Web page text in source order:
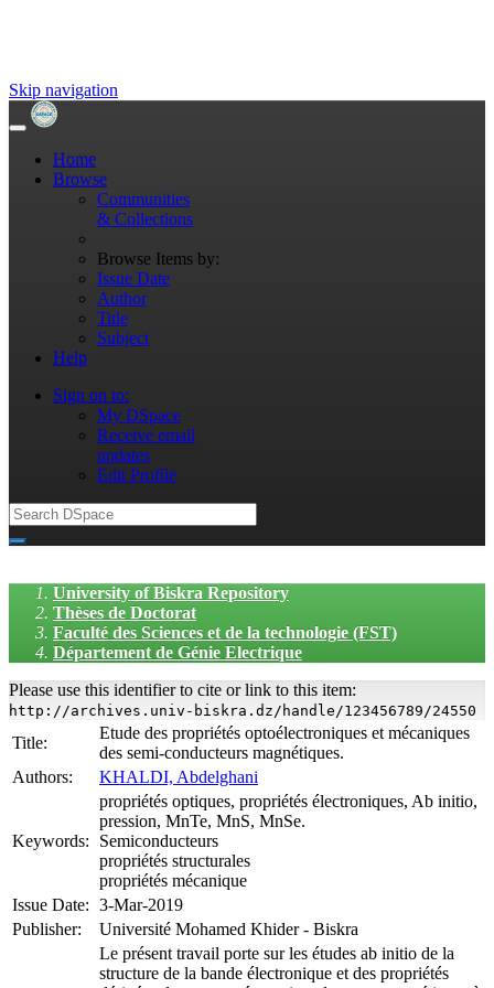
Skip navigation
Home
Browse
Communities
& Collections
Browse Items by:
Issue Date
Author
Title
Subject
Help
Sign on to:
My DSpace
Receive email
updates
Edit Profile
University of Biskra Repository
Thèses de Doctorat
Faculté des Sciences et de la technologie (FST)
Département de Génie Electrique
Please use this identifier to cite or link to this item:
http://archives.univ-biskra.dz/handle/123456789/24550
Title:
Etude des propriétés optoélectroniques et mécaniques
des semi-conducteurs magnétiques.
Authors:
KHALDI, Abdelghani
Keywords:
propriétés optiques, propriétés électroniques, Ab initio,
pression, MnTe, MnS, MnSe.
Semiconducteurs
propriétés structurales
propriétés mécanique
Issue Date: 3-Mar-2019
Publisher:
Université Mohamed Khider - Biskra
Le présent travail porte sur les études ab initio de la
structure de la bande électronique et des propriétés